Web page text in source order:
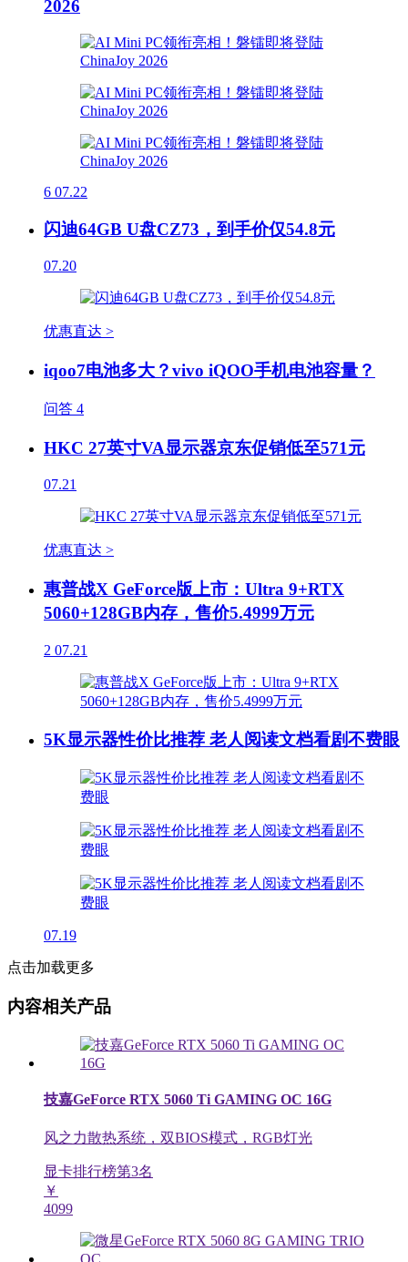
2026
6 07.22
闪迪64GB U盘CZ73，到手价仅54.8元
07.20
优惠直达 >
iqoo7电池多大？vivo iQOO手机电池容量？
问答 4
HKC 27英寸VA显示器京东促销低至571元
07.21
优惠直达 >
惠普战X GeForce版上市：Ultra 9+RTX
5060+128GB内存，售价5.4999万元
2 07.21
5K显示器性价比推荐 老人阅读文档看剧不费眼
07.19
点击加载更多
内容相关产品
技嘉GeForce RTX 5060 Ti GAMING OC 16G
风之力散热系统，双BIOS模式，RGB灯光
显卡排行榜第3名
￥
4099